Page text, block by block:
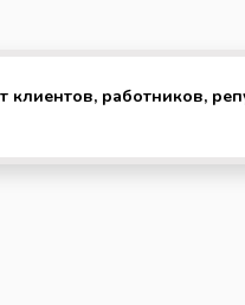
работников,